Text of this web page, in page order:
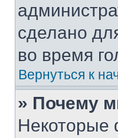
сделано
во время
Вернуться к
» Почему
Некоторые